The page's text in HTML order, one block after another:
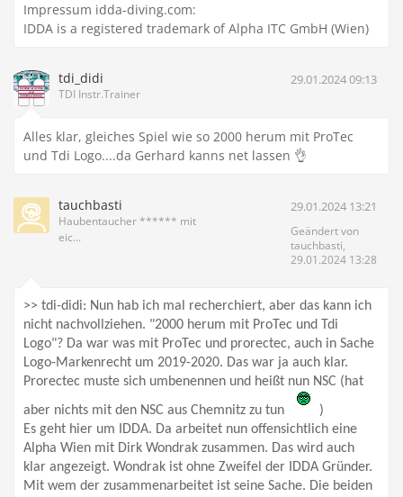
Impressum idda-diving.com:
IDDA is a registered trademark of Alpha ITC GmbH (Wien)
tdi_didi
TDI Instr.Trainer
29.01.2024 09:13
Alles klar, gleiches Spiel wie so 2000 herum mit ProTec
und Tdi Logo....da Gerhard kanns net lassen 👌
tauchbasti
Haubentaucher ****** mit
eic...
29.01.2024 13:21
Geändert von
tauchbasti,
29.01.2024 13:28
>> tdi-didi: Nun hab ich mal recherchiert, aber das kann ich
nicht nachvollziehen. "2000 herum mit ProTec und Tdi
Logo"? Da war was mit ProTec und prorectec, auch in Sache
Logo-Markenrecht um 2019-2020. Das war ja auch klar.
Prorectec muste sich umbenennen und heißt nun NSC (hat
aber nichts mit den NSC aus Chemnitz zu tun
)
Es geht hier um IDDA. Da arbeitet nun offensichtlich eine
Alpha Wien mit Dirk Wondrak zusammen. Das wird auch
klar angezeigt. Wondrak ist ohne Zweifel der IDDA Gründer.
Mit wem der zusammenarbeitet ist seine Sache. Die beiden